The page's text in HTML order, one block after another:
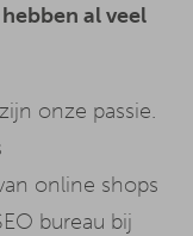
al veel
onze passie.
online shops
bureau bij